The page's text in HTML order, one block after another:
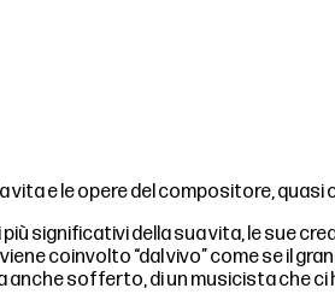
e le opere del compositore,
più significativi della sua vita, le sue
coinvolto “dal vivo” come se il
sofferto, di un musicista che ci